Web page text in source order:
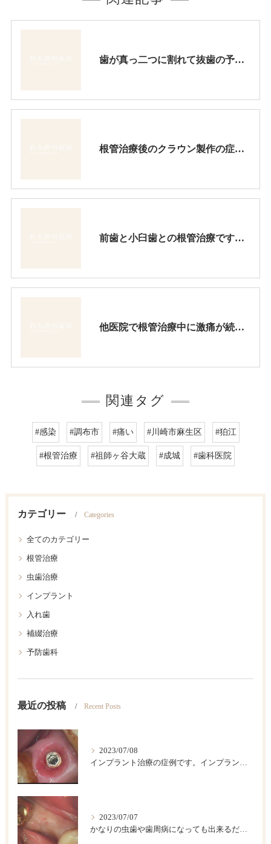
歯が真っ二つに割れて抜歯の予定でしたが、できるだけ抜きたくないとの患者様の希望で延命を図りました。
根管治療後のクラウン製作の症例です。根管治療は正確に行わなければなりませんし、クラウンを作る時も精密に作業しないと長持ちしません。
前歯と小臼歯との根管治療です。それぞれの根管内に虫歯の細菌が侵入し、ここが格好の細菌培養地になり、腫れたり顎の骨が炎症を起こしていました。
他医院で根管治療中に激痛が続いたので、当医院で再根管治療をしました。
関連タグ
#感染 #調布市 #痛い #川崎市麻生区 #狛江
#根管治療 #祖師ヶ谷大蔵 #成城 #歯科医院
カテゴリー Categories
全てのカテゴリー
根管治療
虫歯治療
インプラント
入れ歯
補綴治療
予防歯科
最近の投稿 Recent Posts
2023/07/08
インプラント治療の症例です。インプラントは歯が欠損した後のベストの治療法です。
2023/07/07
かなりの虫歯や歯周病になっても出来るだけ歯は保存したいですが、歯をどうしても抜かなければならない場合があります。このような時に伝統的な入れ歯やブリッジなどによって欠損部を回復する方法がありますが、条件が合えば、インプラント治療が一番具合が良い治療法です。